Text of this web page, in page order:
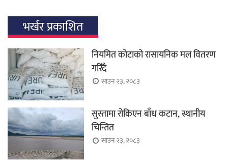
भर्खर प्रकाशित
नियमित कोटाको रासायनिक मल वितरण
गरिँदै
साउन २३, २०८३
सुस्तामा रोकिएन बाँध कटान, स्थानीय
चिन्तित
साउन २३, २०८३